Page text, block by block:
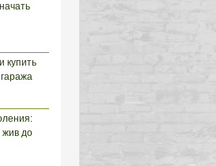
купить
жив до